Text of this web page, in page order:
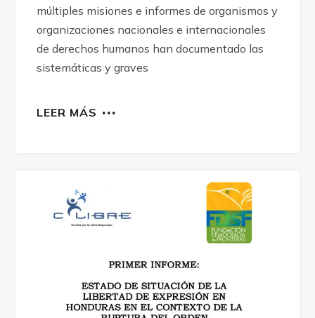
múltiples misiones e informes de organismos y
organizaciones nacionales e internacionales
de derechos humanos han documentado las
sistemáticas y graves
LEER MÁS